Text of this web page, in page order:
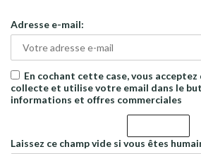
Adresse e-mail:
En cochant cette case, vous acceptez
collecte et utilise votre email dans le
informations et offres commerciales
Laissez ce champ vide si vous êtes